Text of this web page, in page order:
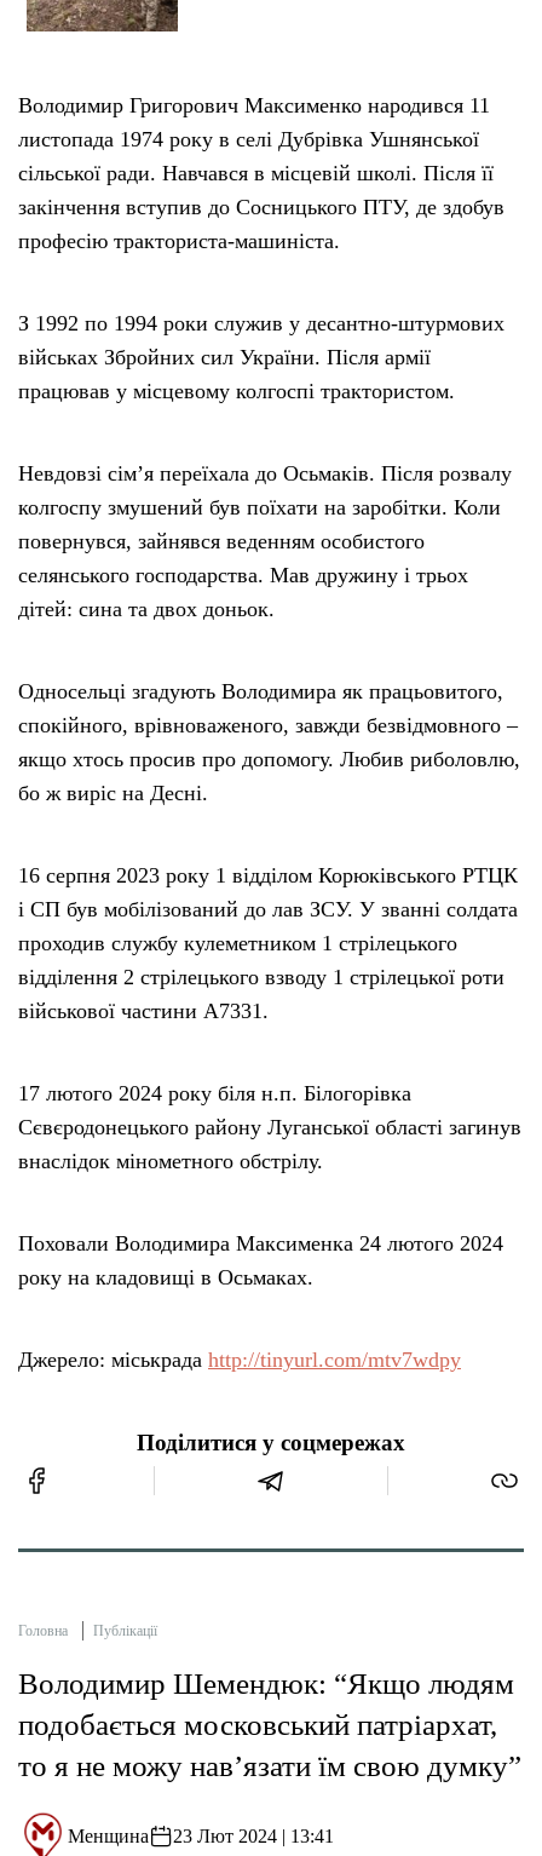
Володимир Григорович Максименко народився 11
листопада 1974 року в селі Дубрівка Ушнянської
сільської ради. Навчався в місцевій школі. Після її
закінчення вступив до Сосницького ПТУ, де здобув
професію тракториста-машиніста.
З 1992 по 1994 роки служив у десантно-штурмових
військах Збройних сил України. Після армії
працював у місцевому колгоспі трактористом.
Невдовзі сім’я переїхала до Осьмаків. Після розвалу
колгоспу змушений був поїхати на заробітки. Коли
повернувся, зайнявся веденням особистого
селянського господарства. Мав дружину і трьох
дітей: сина та двох доньок.
Односельці згадують Володимира як працьовитого,
спокійного, врівноваженого, завжди безвідмовного –
якщо хтось просив про допомогу. Любив риболовлю,
бо ж виріс на Десні.
16 серпня 2023 року 1 відділом Корюківського РТЦК
і СП був мобілізований до лав ЗСУ. У званні солдата
проходив службу кулеметником 1 стрілецького
відділення 2 стрілецького взводу 1 стрілецької роти
військової частини А7331.
17 лютого 2024 року біля н.п. Білогорівка
Сєвєродонецького району Луганської області загинув
внаслідок мінометного обстрілу.
Поховали Володимира Максименка 24 лютого 2024
року на кладовищі в Осьмаках.
Джерело: міськрада http://tinyurl.com/mtv7wdpy
Поділитися у соцмережах
Головна Публікації
Володимир Шемендюк: “Якщо людям
подобається московський патріархат,
то я не можу нав’язати їм свою думку”
Менщина 23 Лют 2024 | 13:41